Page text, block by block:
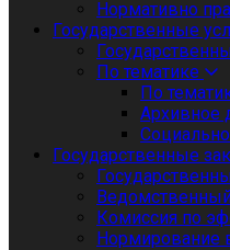
Нормативно
Государственные
По тематике
По
Архивное
Государственные
Комиссия по
Нормирование